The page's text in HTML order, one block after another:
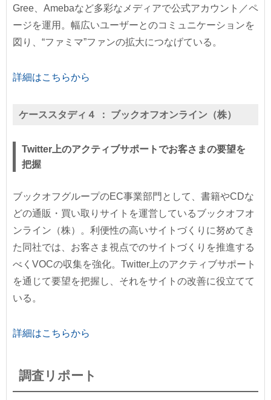
Gree、Amebaなど多彩なメディアで公式アカウント／ペ
ージを運用。幅広いユーザーとのコミュニケーションを
図り、“ファミマ”ファンの拡大につなげている。
詳細はこちらから
ケーススタディ４ ： ブックオフオンライン（株）
Twitter上のアクティブサポートでお客さまの要望を
把握
ブックオフグループのEC事業部門として、書籍やCDな
どの通販・買い取りサイトを運営しているブックオフオ
ンライン（株）。利便性の高いサイトづくりに努めてき
た同社では、お客さま視点でのサイトづくりを推進する
べくVOCの収集を強化。Twitter上のアクティブサポート
を通じて要望を把握し、それをサイトの改善に役立てて
いる。
詳細はこちらから
調査リポート